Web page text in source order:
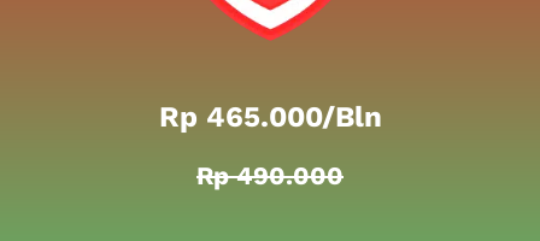
Rp 465.000/bln
Rp 490.000